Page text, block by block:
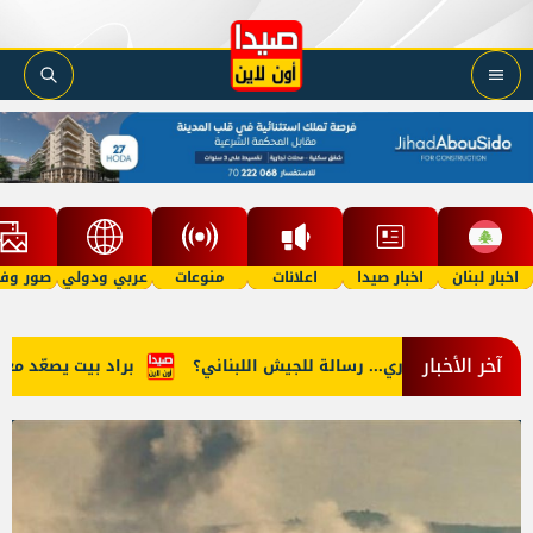
اخبار لبنان اخبار صيدا اعلانات منوعات عربي ودولي صور
آخر الأخبار براد بيت يصعّد معركته مع رسالة للجيش اللبناني؟